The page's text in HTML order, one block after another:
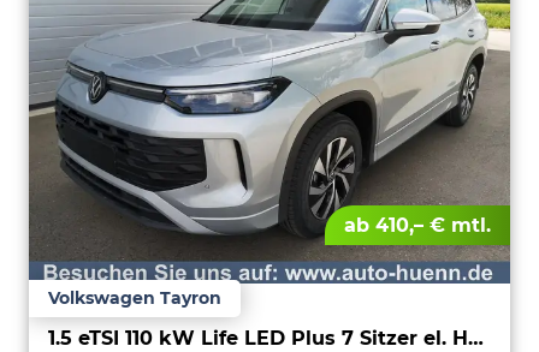
ab 410,– € mtl.
Volkswagen Tayron
1.5 eTSI 110 kW Life LED Plus 7 Sitzer el. Hk, Kamera